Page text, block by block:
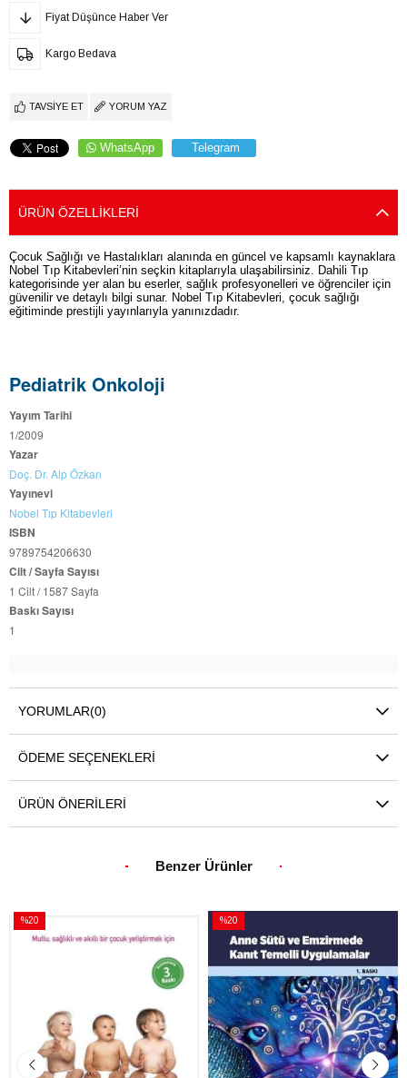
Fiyat Düşünce Haber Ver
Kargo Bedava
TAVSIYE ET YORUM YAZ
WhatsApp Telegram
ÜRÜN ÖZELLIKLERI
Çocuk Sağlığı ve Hastalıkları alanında en güncel ve kapsamlı kaynaklara
Nobel Tıp Kitabevleri’nin seçkin kitaplarıyla ulaşabilirsiniz. Dahili Tıp
kategorisinde yer alan bu eserler, sağlık profesyonelleri ve öğrenciler için
güvenilir ve detaylı bilgi sunar. Nobel Tıp Kitabevleri, çocuk sağlığı
eğitiminde prestijli yayınlarıyla yanınızdadır.
Pediatrik Onkoloji
Yayım Tarihi
1/2009
Yazar
Doç. Dr. Alp Özkan
Yayınevi
Nobel Tıp Kitabevleri
ISBN
9789754206630
Cilt / Sayfa Sayısı
1 Cilt / 1587 Sayfa
Baskı Sayısı
1
YORUMLAR(0)
ÖDEME SEÇENEKLERI
ÜRÜN ÖNERILERI
Benzer Ürünler
%20
İndirim
%20
İndirim
%20İndirim